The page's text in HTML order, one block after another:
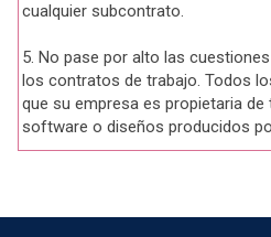
cualquier subcontrato.
5. No pase por alto las
los contratos de trabajo. Todos
que su empresa es propietaria
software o diseños producidos